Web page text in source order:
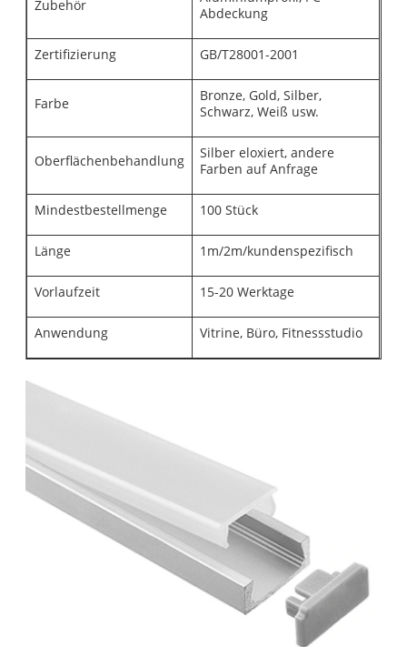
Zubehör
Abdeckung
Zertifizierung GB/T28001-2001
Farbe
Bronze, Gold, Silber,
Schwarz, Weiß usw.
Oberflächenbehandlung
Silber eloxiert, andere
Farben auf Anfrage
Mindestbestellmenge 100 Stück
Länge 1m/2m/kundenspezifisch
Vorlaufzeit 15-20 Werktage
Anwendung Vitrine, Büro, Fitnessstudio